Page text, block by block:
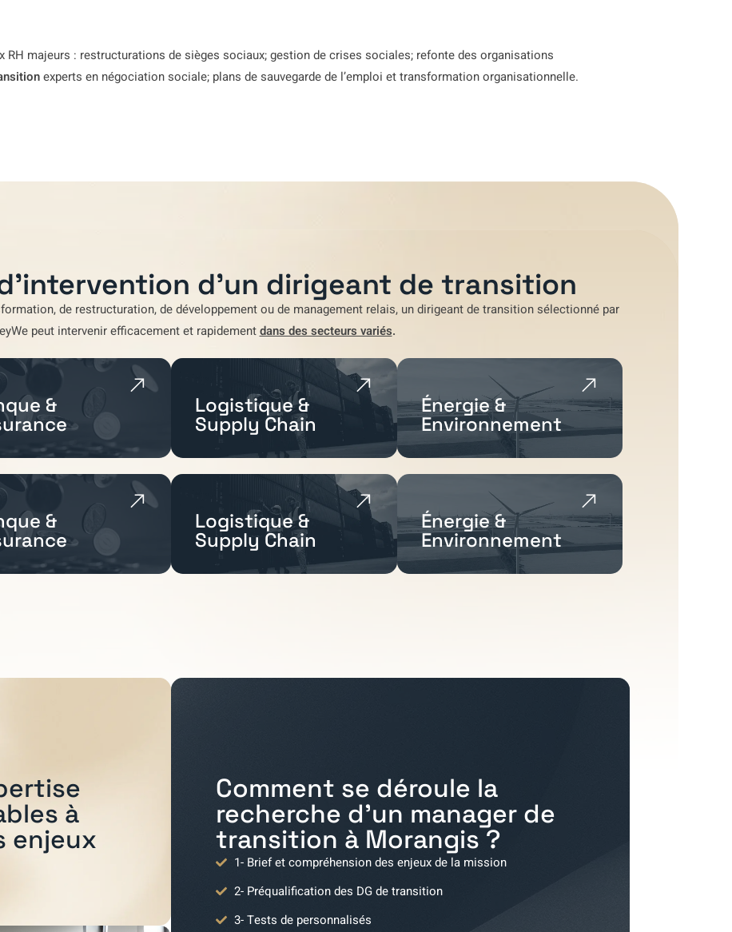
RH majeurs : restructurations de sièges sociaux; gestion de crises sociales; refonte des organisations
experts en négociation sociale; plans de sauvegarde de l’emploi et transformation organisationnelle.
d'un dirigeant de transition
,de restructuration,de développementou de management relais, un dirigeant de transition sélectionné par
peut intervenir efficacement et rapidementdans des secteurs variés.
& Logistique &
Supply Chain
Énergie &
Environnement
& Logistique &
Supply Chain
Énergie &
Environnement
Comment se déroule la
recherche d'un manager de
transition à Morangis?
1- Brief et compréhension des enjeux de la mission
2- Préqualification des DG de transition
3- Tests de personnalisés
à
enjeux